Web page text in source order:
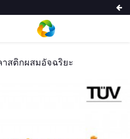
าสติกผสมอัจฉริยะ